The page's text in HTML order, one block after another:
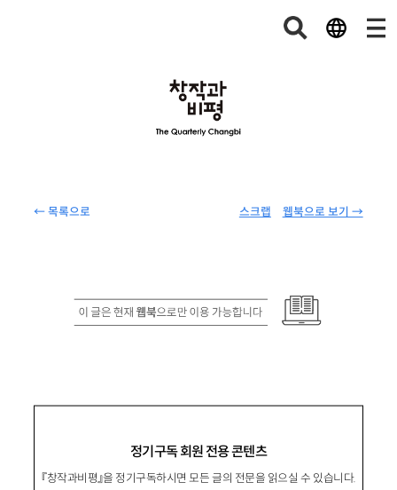
← 목록으로 웹북으로 보기 →
스크랩
정기구독 회원 전용 콘텐츠
『창작과비평』을 정기구독하시면 모든 글의 전문을 읽으실 수 있습니다.